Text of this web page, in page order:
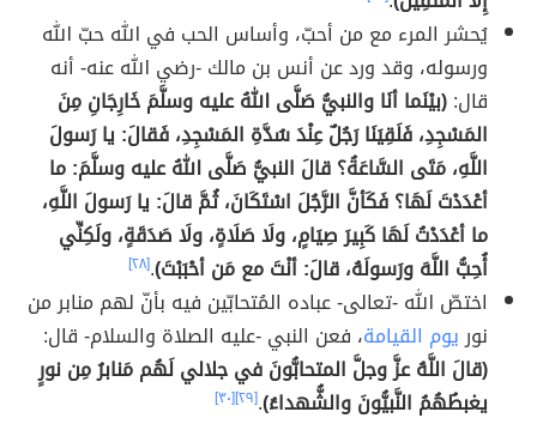
يُحشر المرء مع من أحبّ، وأساس الحب في الله حبّ الله
ورسوله، وقد ورد عن أنس بن مالك -رضي الله عنه- أنه
قال:(بيْنَما أنَا والنبيُّ صَلَّى اللهُ عليه وسلَّمَ خَارِجَانِ مِنَ
المَسْجِدِ، فَلَقِيَنَا رَجُلٌ عِنْدَ سُدَّةِ المَسْجِدِ، فَقالَ: يا رَسولَ
اللَّهِ، مَتَى السَّاعَةُ؟ قالَ النبيُّ صَلَّى اللهُ عليه وسلَّمَ: ما
أعْدَدْتَ لَهَا؟ فَكَأنَّ الرَّجُلَ اسْتَكَانَ، ثُمَّ قالَ: يا رَسولَ اللَّهِ،
ما أعْدَدْتُ لَهَا كَبِيرَ صِيَامٍ، ولَا صَلَاةٍ، ولَا صَدَقَةٍ، ولَكِنِّي
أُحِبُّ اللَّهَ ورَسولَهُ، قالَ: أنْتَ مع مَن أحْبَبْتَ).[٢٨]
اختصّ الله -تعالى- عباده المُتحابّين فيه بأنّ لهم منابر من
نوريوم القيامة، فعن النبي -عليه الصلاة والسلام- قال:
(قالَ اللَّهُ عزَّ وجلَّ المتحابُّونَ في جلالي لَهُم مَنابرُ مِن نورٍ
يغبطُهُمُ النَّبيُّونَ والشُّهداءُ).[٢٩] [٣٠]